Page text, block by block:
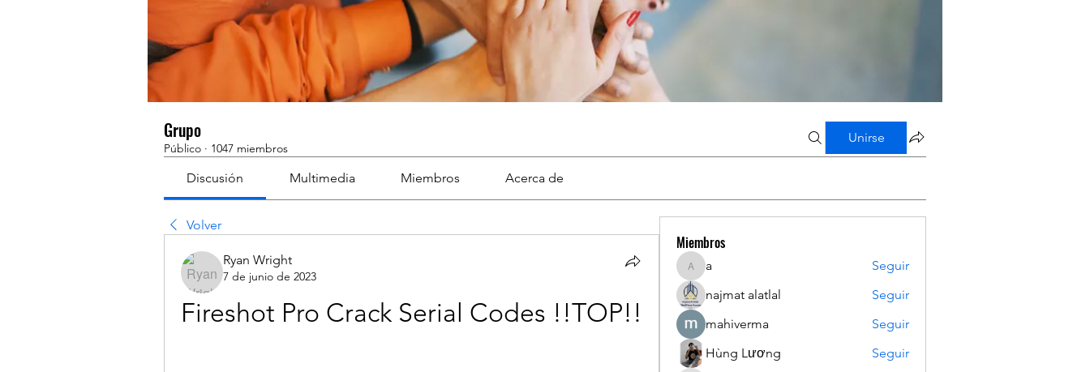
Grupo
Público · 1047 miembros
Unirse
Discusión Multimedia Miembros Acerca de
Volver
Ryan Wright
7 de junio de 2023
Fireshot Pro Crack Serial Codes !!TOP!!
Miembros
a
a
Seguir
najmat alatlal
Seguir
mahiverma
Seguir
Hùng Lương
Seguir